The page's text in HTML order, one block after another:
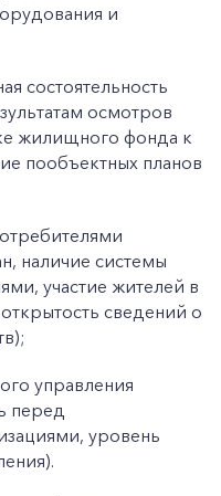
и
состоятельность
осмотров
жилищного фонда к
пообъектных планов
наличие системы
участие жителей в
сведений о
управления
перед
уровень